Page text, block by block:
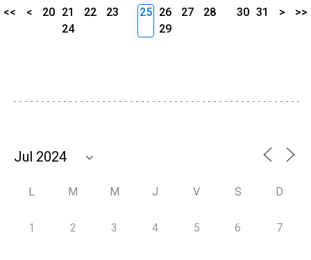
<< < 20 21 22
23
24
25 26 27
28
29
30 31 > >>
L M M J V S D
1 2 3 4 5 6 7